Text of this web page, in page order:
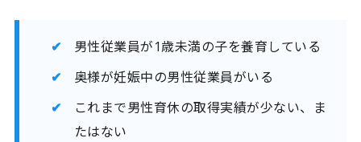
男性従業員が1歳未満の子を養育している
奥様が妊娠中の男性従業員がいる
これまで男性育休の取得実績が少ない、ま
たはない